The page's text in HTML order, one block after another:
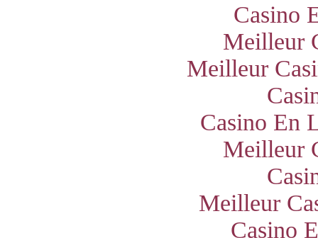
Casino
Meilleur
Meilleur
Casino En
Meilleur
Meilleur
Casino